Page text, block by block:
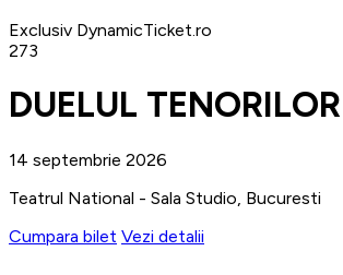
Exclusiv DynamicTicket.ro
273
DUELUL
14 septembrie 2026
Teatrul National - Sala Studio, Bucuresti
Cumpara bilet Vezi detalii